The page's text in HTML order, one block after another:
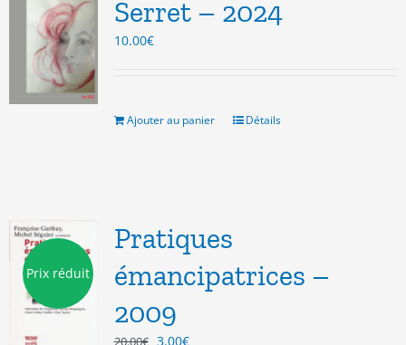
Serret – 2024
10.00€
Ajouter au panier Détails
Prix réduit
Pratiques
émancipatrices –
2009
20.00€ Le
3.00€Le